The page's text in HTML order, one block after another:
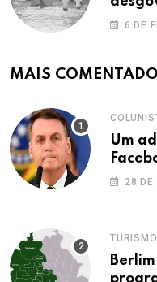
6 DE
MAIS
Um
28 DE
TURISMO